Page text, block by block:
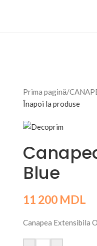
Prima pagină/
Înapoi la produse
Blue
11 200 MDL
Canapea Extensibila